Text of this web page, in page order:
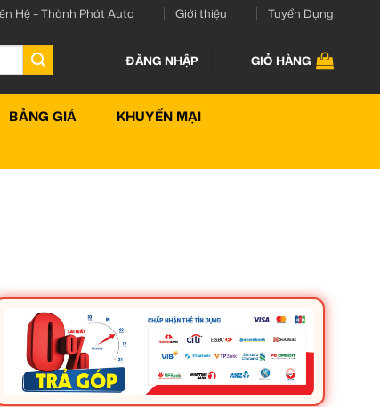
Hệ – Thành Phát Auto Giới thiệu Tuyển Dụng
ĐĂNG NHẬP GIỎ HÀNG
BẢNG GIÁ KHUYẾN MẠI